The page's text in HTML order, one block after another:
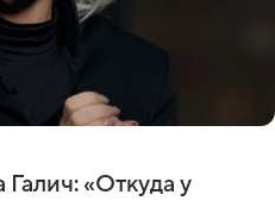
Галич: «Откуда у